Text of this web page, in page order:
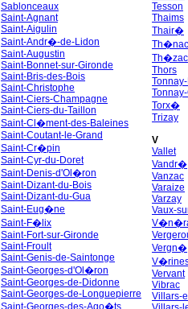
Sablonceaux
Saint-Agnant
Saint-Aigulin
Saint-Andr�-de-Lidon
Saint-Augustin
Saint-Bonnet-sur-Gironde
Saint-Bris-des-Bois
Saint-Christophe
Saint-Ciers-Champagne
Saint-Ciers-du-Taillon
Saint-Cl�ment-des-Baleines
Saint-Coutant-le-Grand
Saint-Cr�pin
Saint-Cyr-du-Doret
Saint-Denis-d'Ol�ron
Saint-Dizant-du-Bois
Saint-Dizant-du-Gua
Saint-Eug�ne
Saint-F�lix
Saint-Fort-sur-Gironde
Saint-Froult
Saint-Genis-de-Saintonge
Saint-Georges-d'Ol�ron
Saint-Georges-de-Didonne
Saint-Georges-de-Longuepierre
Saint-Georges-des-Ago�ts
Tesson
Thaims
Thair�
Th�nac
Th�zac
Thors
Torx�
Trizay
V
Vallet
Vandr�
Vanzac
Varaize
Varzay
Vaux-
Vergn�
Vervant
Vibrac
Villars-